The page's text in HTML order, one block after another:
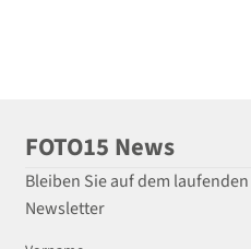
FOTO15 News
Bleiben Sie auf dem
Newsletter